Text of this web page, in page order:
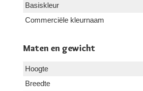
Basiskleur
Commerciële kleurnaam
Maten en gewicht
Hoogte
Breedte